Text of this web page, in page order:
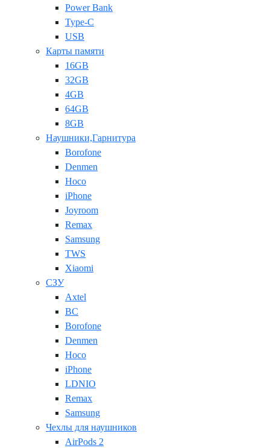
Power Bank
Type-C
USB
Карты памяти
16GB
32GB
4GB
64GB
8GB
Наушники,Гарнитура
Borofone
Denmen
Hoco
iPhone
Joyroom
Remax
Samsung
TWS
Xiaomi
СЗУ
Axtel
BC
Borofone
Denmen
Hoco
iPhone
LDNIO
Remax
Samsung
Чехлы для наушников
AirPods 2